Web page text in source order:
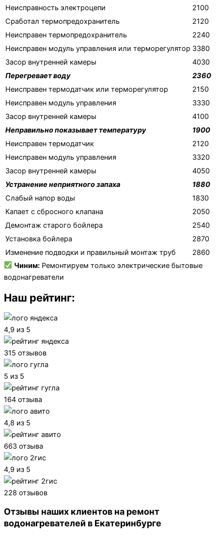
Неисправность электроцепи
2100
Сработал термопредохранитель
2120
Неисправен термопредохранитель
2240
Неисправен модуль управления или терморегулятор 3380
Засор внутренней камеры
4030
Перегревает воду
2360
Неисправен термодатчик или терморегулятор
2150
Неисправен модуль управления
3330
Засор внутренней камеры
4100
Неправильно показывает температуру
1900
Неисправен термодатчик
2120
Неисправен модуль управления
3320
Засор внутренней камеры
4050
Устранение неприятного запаха
1880
Слабый напор воды
1830
Капает с сбросного клапана
2050
Демонтаж старого бойлера
2540
Установка бойлера
2870
Изменение подводки и правильный монтаж труб
2860
Чиним:Ремонтируем только электрические бытовые
водонагреватели
Наш рейтинг:
4,9 из 5
315 отзывов
5 из 5
164 отзыва
4,8 из 5
663 отзыва
4,9 из 5
228 отзывов
Отзывы наших клиентов на ремонт
водонагревателей в Екатеринбурге